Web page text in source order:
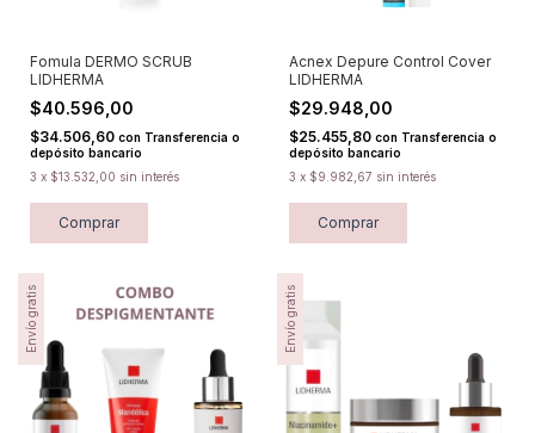
Fomula DERMO SCRUB
LIDHERMA
$40.596,00
$34.506,60 con Transferencia o
depósito bancario
3 x $13.532,00 sin interés
Comprar
Acnex Depure Control Cover
LIDHERMA
$29.948,00
$25.455,80 con Transferencia o
depósito bancario
3 x $9.982,67 sin interés
Comprar
Envío gratis Envío gratis